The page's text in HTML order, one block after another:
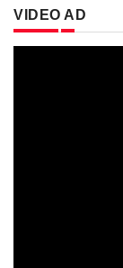
VIDEO AD